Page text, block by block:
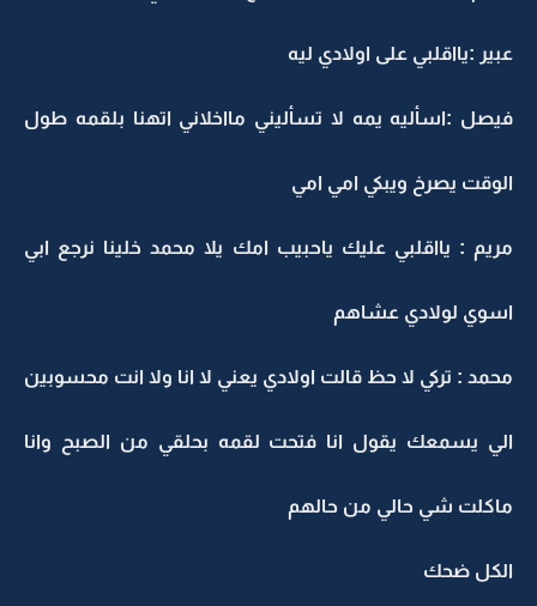
عبير :يااقلبي على اولادي ليه
فيصل :اسأليه يمه لا تسأليني مااخلاني اتهنا بلقمه طول
الوقت يصرخ ويبكي امي امي
مريم : يااقلبي عليك ياحبيب امك يلا محمد خلينا نرجع ابي
اسوي لولادي عشاهم
محمد : تركي لا حظ قالت اولادي يعني لا انا ولا انت محسوبين
الي يسمعك يقول انا فتحت لقمه بحلقي من الصبح وانا
ماكلت شي حالي من حالهم
الكل ضحك